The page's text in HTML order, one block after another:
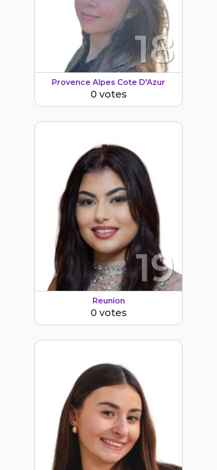
18
Provence Alpes Cote D'Azur
0 votes
19
Reunion
0 votes